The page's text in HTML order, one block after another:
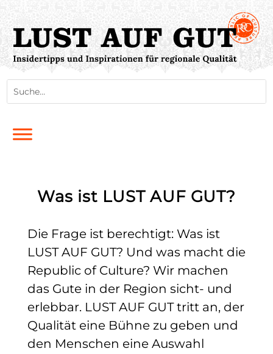
Was ist LUST AUF GUT?
Die Frage ist berechtigt: Was ist
LUST AUF GUT? Und was macht die
Republic of Culture? Wir machen
das Gute in der Region sicht- und
erlebbar. LUST AUF GUT tritt an, der
Qualität eine Bühne zu geben und
den Menschen eine Auswahl